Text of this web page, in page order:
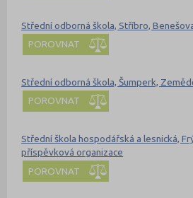
Střední odborná škola, Stříbro,
POROVNAT
Střední odborná škola, Šumperk,
POROVNAT
Střední škola hospodářská a lesnická,
příspěvková organizace
POROVNAT